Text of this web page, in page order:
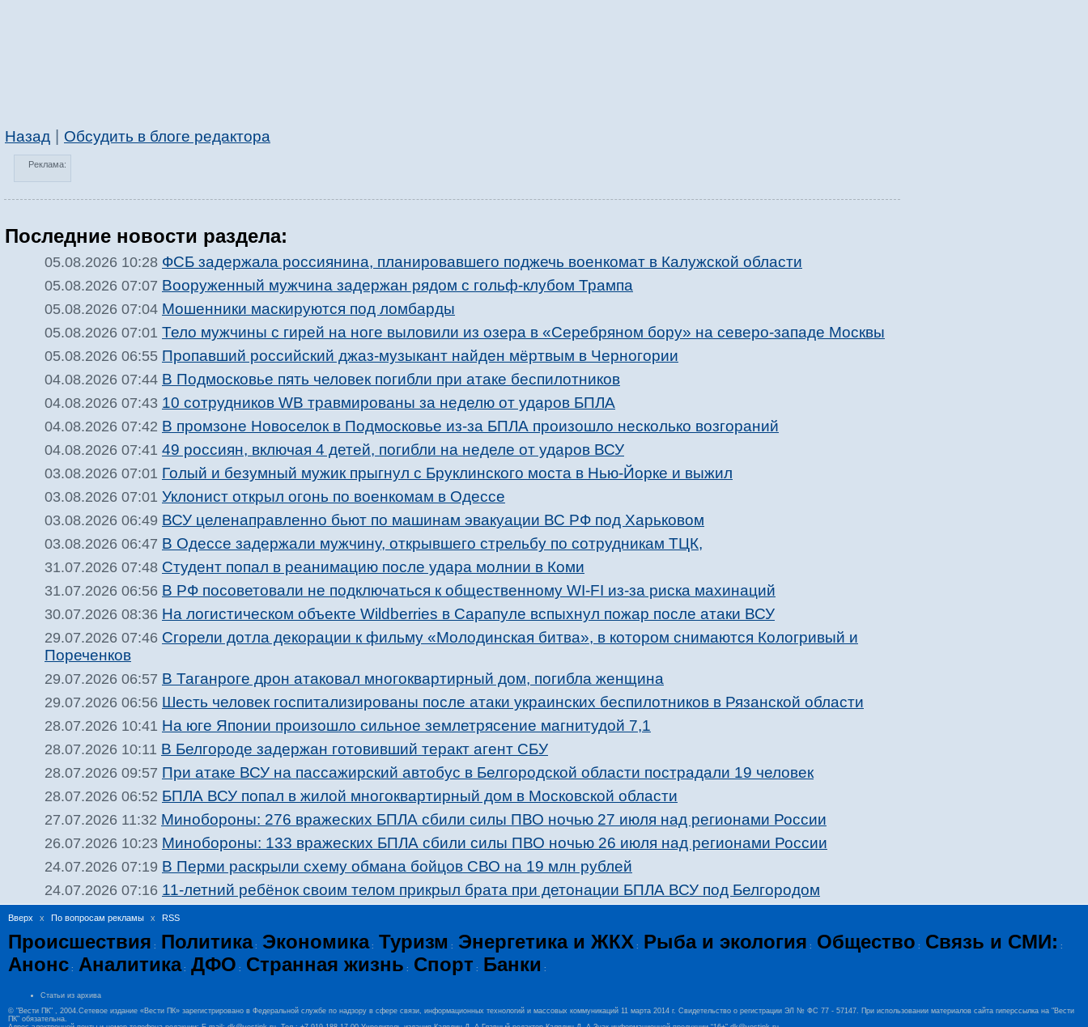
Назад Обсудить в блоге редактора
Реклама:
Последние новости раздела:
05.08.2026 10:28 ФСБ задержала россиянина, планировавшего поджечь военкомат в Калужской области
05.08.2026 07:07 Вооруженный мужчина задержан рядом с гольф-клубом Трампа
05.08.2026 07:04 Мошенники маскируются под ломбарды
05.08.2026 07:01 Тело мужчины с гирей на ноге выловили из озера в «Серебряном бору» на северо-западе Москвы
05.08.2026 06:55 Пропавший российский джаз-музыкант найден мёртвым в Черногории
04.08.2026 07:44 В Подмосковье пять человек погибли при атаке беспилотников
04.08.2026 07:43 10 сотрудников WB травмированы за неделю от ударов БПЛА
04.08.2026 07:42 В промзоне Новоселок в Подмосковье из-за БПЛА произошло несколько возгораний
04.08.2026 07:41 49 россиян, включая 4 детей, погибли на неделе от ударов ВСУ
03.08.2026 07:01 Голый и безумный мужик прыгнул с Бруклинского моста в Нью-Йорке и выжил
03.08.2026 07:01 Уклонист открыл огонь по военкомам в Одессе
03.08.2026 06:49 ВСУ целенаправленно бьют по машинам эвакуации ВС РФ под Харьковом
03.08.2026 06:47 В Одессе задержали мужчину, открывшего стрельбу по сотрудникам ТЦК,
31.07.2026 07:48 Студент попал в реанимацию после удара молнии в Коми
31.07.2026 06:56 В РФ посоветовали не подключаться к общественному WI-FI из-за риска махинаций
30.07.2026 08:36 На логистическом объекте Wildberries в Сарапуле вспыхнул пожар после атаки ВСУ
29.07.2026 07:46 Сгорели дотла декорации к фильму «Молодинская битва», в котором снимаются Кологривый и
Пореченков
29.07.2026 06:57 В Таганроге дрон атаковал многоквартирный дом, погибла женщина
29.07.2026 06:56 Шесть человек госпитализированы после атаки украинских беспилотников в Рязанской области
28.07.2026 10:41 На юге Японии произошло сильное землетрясение магнитудой 7,1
28.07.2026 10:11 В Белгороде задержан готовивший теракт агент СБУ
28.07.2026 09:57 При атаке ВСУ на пассажирский автобус в Белгородской области пострадали 19 человек
28.07.2026 06:52 БПЛА ВСУ попал в жилой многоквартирный дом в Московской области
27.07.2026 11:32 Минобороны: 276 вражеских БПЛА сбили силы ПВО ночью 27 июля над регионами России
26.07.2026 10:23 Минобороны: 133 вражеских БПЛА сбили силы ПВО ночью 26 июля над регионами России
24.07.2026 07:19 В Перми раскрыли схему обмана бойцов СВО на 19 млн рублей
24.07.2026 07:16 11-летний ребёнок своим телом прикрыл брата при детонации БПЛА ВСУ под Белгородом
Вверх x По вопросам рекламы x RSS
Происшествия : Политика: Экономика: Туризм : Энергетика и ЖКХ : Рыба и экология : Общество : Связь и СМИ: :
Анонс : Аналитика: ДФО : Странная жизнь : Спорт : Банки :
Статьи из архива
© "Вести ПК" , 2004.Сетевое издание «Вести ПК» зарегистрировано в Федеральной службе по надзору в сфере связи, информационных технологий и массовых коммуникаций 11 марта 2014 г. Свидетельство о регистрации ЭЛ № ФС 77 - 57147. При использовании материалов сайта гиперссылка на "Вести
ПК" обязательна.